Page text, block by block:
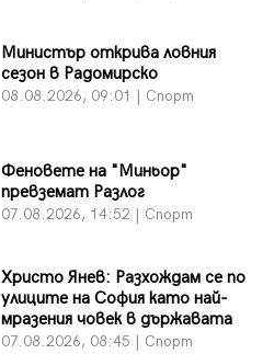
Министър открива ловния
сезон в Радомирско
08.08.2026, 09:01 | Спорт
Феновете на "Миньор"
превземат Разлог
07.08.2026, 14:52 | Спорт
Христо Янев: Разхождам се по
улиците на София като най-
мразения човек в държавата
07.08.2026, 08:45 | Спорт